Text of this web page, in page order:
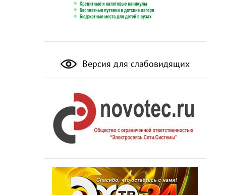
Версия для слабовидящих